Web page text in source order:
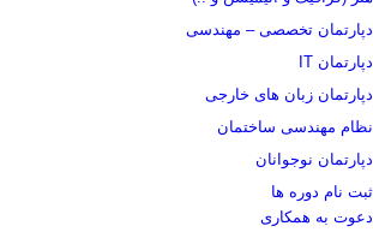
دپارتمان تخصصی – مهندسی
دپارتمان IT
دپارتمان زبان های خارجی
نظام مهندسی ساختمان
دپارتمان نوجوانان
ثبت نام دوره ها
دعوت به همکاری